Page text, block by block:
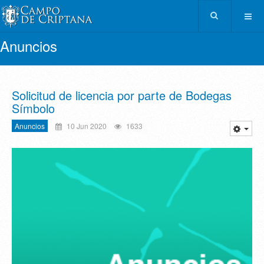
Anuncios
Solicitud de licencia por parte de Bodegas
Símbolo
Anuncios 10 Jun 2020 1633